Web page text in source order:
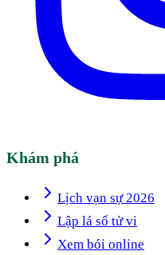
Khám phá
Lịch vạn sự 2026
Lập lá số tử vi
Xem bói online